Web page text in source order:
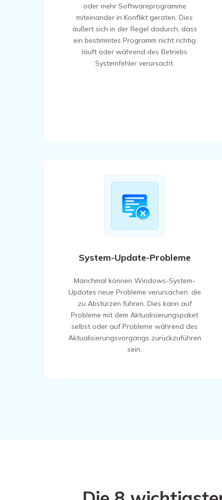
oder mehr Softwareprogramme
miteinander in Konflikt geraten. Dies
äußert sich in der Regel dadurch, dass
ein bestimmtes Programm nicht richtig
läuft oder während des Betriebs
Systemfehler verursacht.
System-Update-Probleme
Manchmal können Windows-System-
Updates neue Probleme verursachen, die
zu Abstürzen führen. Dies kann auf
Probleme mit dem Aktualisierungspaket
selbst oder auf Probleme während des
Aktualisierungsvorgangs zurückzuführen
sein.